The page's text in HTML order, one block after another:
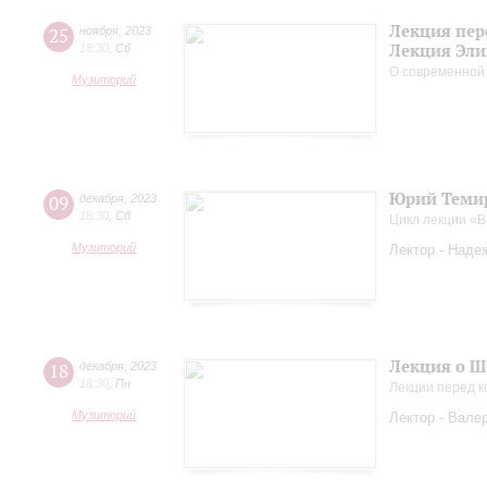
25 ноября 2023
18:30 Сб
Музиторий
Лекция
Лекция
О
09 декабря 2023
18:30 Сб
Музиторий
Юрий
Цикл лекции
Лектор -
18 декабря 2023
18:30 Пн
Музиторий
Лекция о
Лекции перед
Лектор -